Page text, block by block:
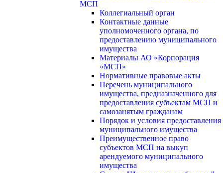
МСП
Коллегиальный орган
Контактные данные
уполномоченного органа, по
предоставлению муниципального
имущества
Материалы АО «Корпорация
«МСП»
Нормативные правовые акты
Перечень муниципального
имущества, предназначенного для
предоставления субъектам МСП и
самозанятым гражданам
Порядок и условия предоставления
муниципального имущества
Преимущественное право
субъектов МСП на выкуп
арендуемого муниципального
имущества